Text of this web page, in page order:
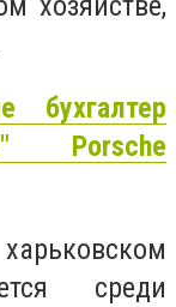
бухгалтер
Porsche
среди